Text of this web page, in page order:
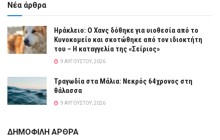
Νέα άρθρα
Ηράκλειο: Ο Χανς δόθηκε για υιοθεσία από το
Κυνοκομείο και σκοτώθηκε από τον ιδιοκτήτη
του – Η καταγγελία της «Σείριος»
9 ΑΥΓΟΎΣΤΟΥ, 2026
Τραγωδία στα Μάλια: Νεκρός 64χρονος στη
θάλασσα
9 ΑΥΓΟΎΣΤΟΥ, 2026
ΔΗΜΟΦΙΛΗ ΑΡΘΡΑ